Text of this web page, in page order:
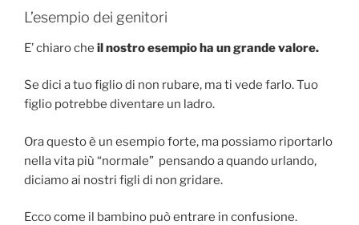
L’esempio dei genitori
E’ chiaro che il nostro esempio ha un grande valore.
Se dici a tuo figlio di non rubare, ma ti vede farlo. Tuo
figlio potrebbe diventare un ladro.
Ora questo è un esempio forte, ma possiamo riportarlo
nella vita più “normale” pensando a quando urlando,
diciamo ai nostri figli di non gridare.
Ecco come il bambino può entrare in confusione.